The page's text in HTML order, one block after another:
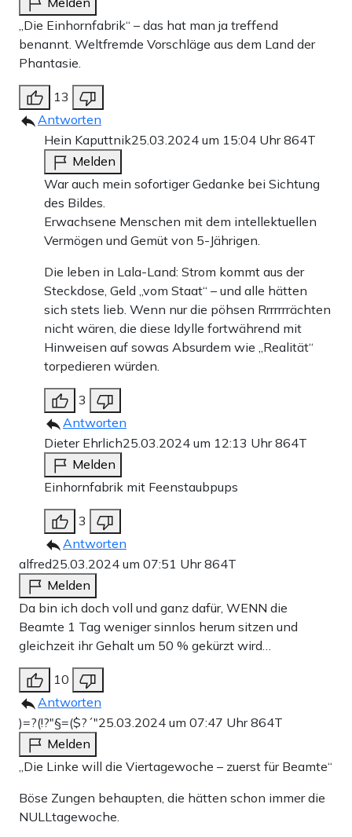
„Die Einhornfabrik“ – das hat man ja treffend
benannt. Weltfremde Vorschläge aus dem Land der
Phantasie.
13
Antworten
Hein Kaputtnik25.03.2024 um 15:04 Uhr864T
Melden
War auch mein sofortiger Gedanke bei Sichtung
des Bildes.
Erwachsene Menschen mit dem intellektuellen
Vermögen und Gemüt von 5-Jährigen.
Die leben in Lala-Land: Strom kommt aus der
Steckdose, Geld „vom Staat“ – und alle hätten
sich stets lieb. Wenn nur die pöhsen Rrrrrrrächten
nicht wären, die diese Idylle fortwährend mit
Hinweisen auf sowas Absurdem wie „Realität“
torpedieren würden.
3
Antworten
Dieter Ehrlich25.03.2024 um 12:13 Uhr864T
Melden
Einhornfabrik mit Feenstaubpups
3
Antworten
alfred25.03.2024 um 07:51 Uhr864T
Melden
Da bin ich doch voll und ganz dafür, WENN die
Beamte 1 Tag weniger sinnlos herum sitzen und
gleichzeit ihr Gehalt um 50 % gekürzt wird…
10
Antworten
)=?(!?"§=($?´"25.03.2024 um 07:47 Uhr864T
Melden
„Die Linke will die Viertagewoche – zuerst für Beamte“
Böse Zungen behaupten, die hätten schon immer die
NULLtagewoche.